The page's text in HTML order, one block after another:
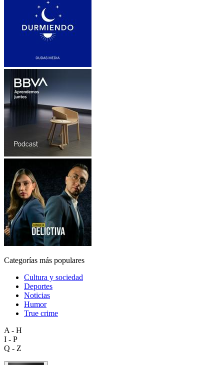
Categorías más populares
Cultura y sociedad
Deportes
Noticias
Humor
True crime
A - H
I - P
Q - Z